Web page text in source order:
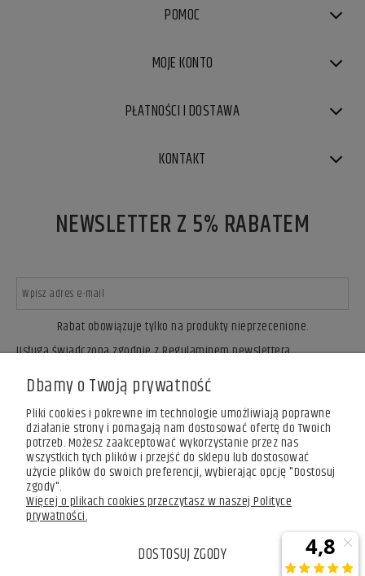
POMOC
MOJE KONTO
PŁATNOŚCI I DOSTAWA
KONTAKT
NEWSLETTER Z 5% RABATEM
Rabat obowiązuje tylko na produkty nieprzecenione.
ZAPISZ SIĘ
Usługa świadczona zgodnie z Regulaminem newslettera.
Dbamy o Twoją prywatność
Pliki cookies i pokrewne im technologie umożliwiają poprawne
działanie strony i pomagają nam dostosować ofertę do Twoich
potrzeb. Możesz zaakceptować wykorzystanie przez nas
wszystkich tych plików i przejść do sklepu lub dostosować
użycie plików do swoich preferencji, wybierając opcję "Dostosuj
zgody".
Więcej o plikach cookies przeczytasz w naszej Polityce
prywatności.
DOSTOSUJ ZGODY